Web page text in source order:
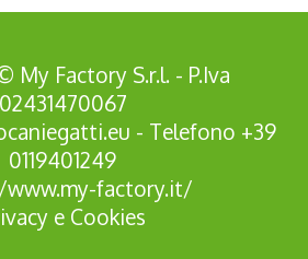
My Factory S.r.l. - P.Iva
02431470067
- Telefono +39
0119401249
factory.it/
e Cookies